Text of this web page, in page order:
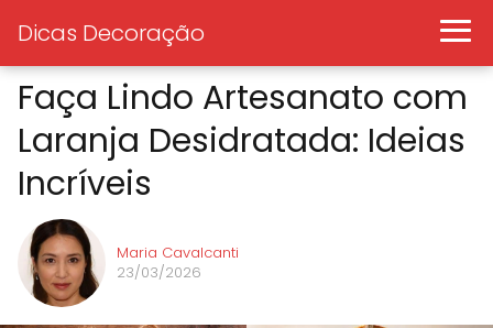
Dicas Decoração
Faça Lindo Artesanato com
Laranja Desidratada: Ideias
Incríveis
Maria Cavalcanti
23/03/2026